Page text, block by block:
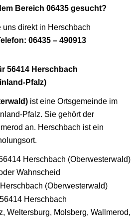
Bereich 06435 gesucht?
direkt in Herschbach
06435 – 490913
56414 Herschbach
Pfalz)
ist eine Ortsgemeinde im
Pfalz. Sie gehört der
an. Herschbach ist ein
Herschbach (Oberwesterwald)
Wahnscheid
(Oberwesterwald)
Herschbach
Weltersburg, Molsberg, Wallmerod,